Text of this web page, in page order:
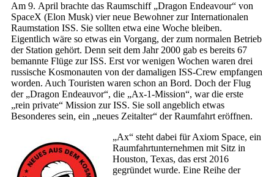
Am 9. April brachte das Raumschiff „Dragon Endeavour“ von
SpaceX (Elon Musk) vier neue Bewohner zur Internationalen
Raumstation ISS. Sie sollten etwa eine Woche bleiben.
Eigentlich wäre so etwas ein Vorgang, der zum normalen Betrieb
der Station gehört. Denn seit dem Jahr 2000 gab es bereits 67
bemannte Flüge zur ISS. Erst vor wenigen Wochen waren drei
russische Kosmonauten von der damaligen ISS-Crew empfangen
worden. Auch Touristen waren schon an Bord. Doch der Flug
der „Dragon Endeauvor“, die „Ax-1-Mission“, war die erste
„rein private“ Mission zur ISS. Sie soll angeblich etwas
Besonderes sein, ein „neues Zeitalter“ der Raumfahrt eröffnen.
„Ax“ steht dabei für Axiom Space, ein
Raumfahrtunternehmen mit Sitz in
Houston, Texas, das erst 2016
gegründet wurde. Eine Reihe der